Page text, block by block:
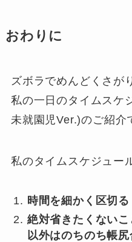
おわりに
ズボラでめんどくさが
私の一日のタイムスケ
未就園児Ver.)のご紹介
私のタイムスケジュー
時間を細かく区切る
絶対省きたくない
以外はのちのち帳